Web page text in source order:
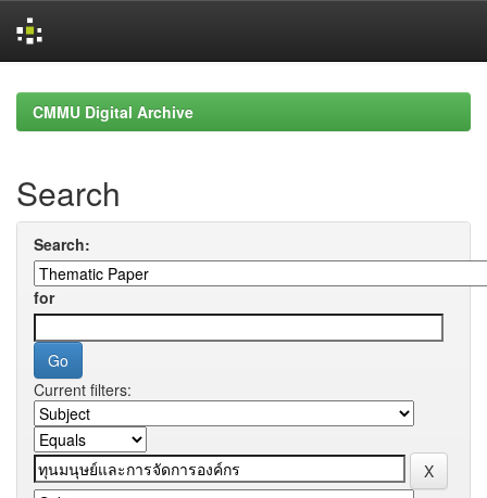
navigationCMMU Digital Archive
Search
Search:
for
Current filters: